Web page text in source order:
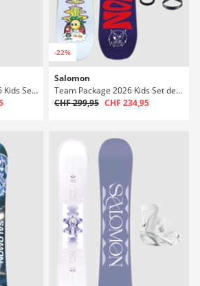
Grail+Goodtime Xs 2026 Kids Set de Snowboard
-22%
Salomon
Team Package 2026 Kids Set de Snowboard
CHF 299,95 CHF 234,95